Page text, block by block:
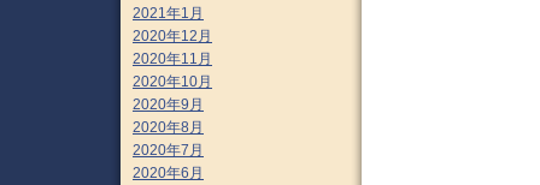
2021年1月
2020年12月
2020年11月
2020年10月
2020年9月
2020年8月
2020年7月
2020年6月